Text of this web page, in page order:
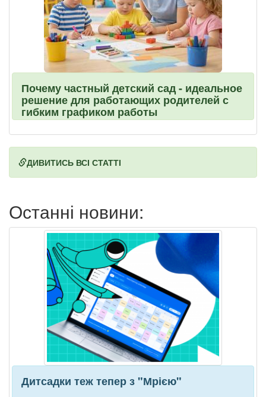
Почему частный детский сад - идеальное
решение для работающих родителей с
гибким графиком работы
ДИВИТИСЬ ВСІ СТАТТІ
Останні новини:
Дитсадки теж тепер з "Мрією"